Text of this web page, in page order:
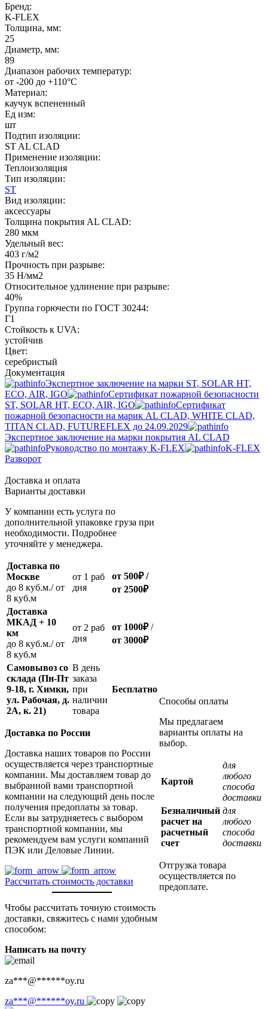
Бренд:
K-FLEX
Толщина, мм:
25
Диаметр, мм:
89
Диапазон рабочих температур:
от -200 до +110°C
Материал:
каучук вспененный
Ед изм:
шт
Подтип изоляции:
ST AL CLAD
Применение изоляции:
Теплоизоляция
Тип изоляции:
ST
Вид изоляции:
аксессуары
Толщина покрытия AL CLAD:
280 мкм
Удельный вес:
403 г/м2
Прочность при разрыве:
35 Н/мм2
Относительное удлинение при разрыве:
40%
Группа горючести по ГОСТ 30244:
Г1
Стойкость к UVA:
устойчив
Цвет:
серебристый
Документация
Экспертное заключение на марки ST, SOLAR HT,
ECO, AIR, IGO
Сертификат пожарной безопасности
ST, SOLAR HT, ECO, AIR, IGO
Cертификат
пожарной безопасности на марик AL CLAD, WHITE CLAD,
TITAN CLAD, FUTUREFLEX до 24.09.2029
Экспертное заключение на марки покрытия AL CLAD
Руководство по монтажу K-FLEX
K-FLEX
Разворот
Доставка и оплата
Варианты доставки
У компании есть услуга по
дополнительной упаковке груза при
необходимости. Подробнее
уточняйте у менеджера.
Доставка по
Москве
до 8 куб.м./ от
8 куб.м
oт 1 раб
дня
от 500₽/
от 2500₽
Доставка
МКАД + 10
км
до 8 куб.м./ от
8 куб.м
oт 2 раб
дня
от 1000₽/
от 3000₽
Самовывоз со
склада (Пн-Пт
9-18, г. Химки,
ул. Рабочая, д.
2А, к. 21)
В день
заказа
при
наличии
товара
Бесплатно
Доставка по России
Доставка наших товаров по России
осуществляется через транспортные
компании. Мы доставляем товар до
выбранной вами транспортной
компании на следующий день после
получения предоплаты за товар.
Если вы затрудняетесь с выбором
транспортной компании, мы
рекомендуем вам услуги компаний
ПЭК или Деловые Линии.
Рассчитать стоимость доставки
Чтобы рассчитать точную стоимость
доставки, свяжитесь с нами удобным
способом:
Написать на почту
za***@******oy.ru
za***@******oy.ru
Способы оплаты
Мы предлагаем
варианты оплаты на
выбор.
Картой
для
любого
способа
доставки
Безналичный
расчет на
расчетный
счет
для
любого
способа
доставки
Отгрузка товара
осуществляется по
предоплате.